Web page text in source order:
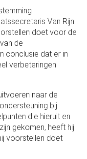
Van Rijn
doet voor de
de
conclusie dat er in
verbeteringen
naar de
bij
die hieruit en
gekomen, heeft hij
voorstellen doet